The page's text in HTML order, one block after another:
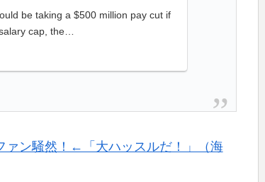
が大騒ぎ
be taking a $500 million pay cut if
cap, the…
ァン騒然！←「大ハッスルだ！」（海